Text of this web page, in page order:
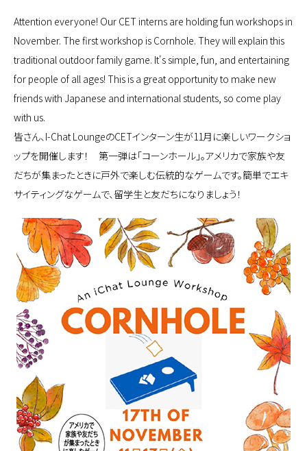
Attention everyone! Our CET interns are holding fun workshops in
November. The first workshop is Cornhole. They will explain this
traditional outdoor family game. It's simple, fun, and entertaining
for people of all ages! This is a great opportunity to make new
friends with Japanese and international students, so come play
with us.
皆さん、I-Chat LoungeのCETインターン生が11月に楽しいワークショ
ップを開催します！ 第一弾は「コーンホール」。アメリカで家族や友
だちが集まったときに戸外で楽しむ伝統的なゲームです。簡単でエキ
サイティングなゲームで、留学生と友だちになりましょう！